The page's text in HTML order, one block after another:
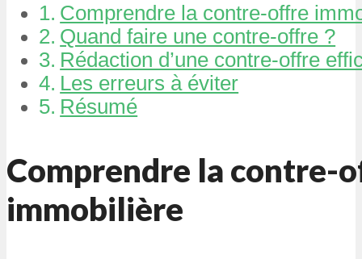
Comprendre la contre-offre
Quand faire une contre-offre ?
Rédaction d’une contre-offre
Les erreurs à éviter
Résumé
Comprendre la contre-
immobilière